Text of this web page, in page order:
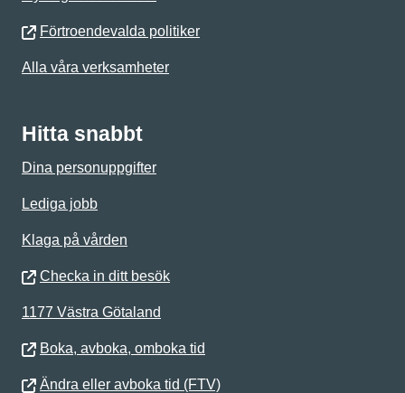
Förtroendevalda politiker
Alla våra verksamheter
Hitta snabbt
Dina personuppgifter
Lediga jobb
Klaga på vården
Checka in ditt besök
1177 Västra Götaland
Boka, avboka, omboka tid
Ändra eller avboka tid (FTV)